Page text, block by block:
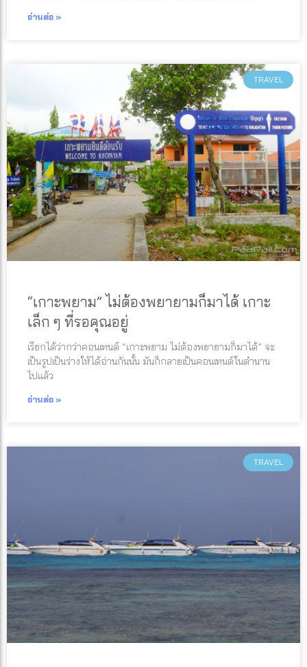
อ่านต่อ »
TRAVEL
“เกาะพยาม” ไม่ต้องพยายามก็มาได้ เกาะ
เล็ก ๆ ที่รอคุณอยู่
เรียกได้ว่ากว่าคอนเทนต์ “เกาะพยาม ไม่ต้องพยายามก็มาได้” จะ
เป็นรูปเป็นร่างให้ได้อ่านกันนั้น มันก็กลายเป็นคอนเทนต์ในตำนาน
ไปแล้ว
อ่านต่อ »
TRAVEL